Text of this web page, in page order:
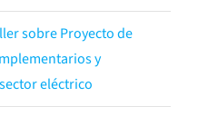
sobre Proyecto de
y
eléctrico